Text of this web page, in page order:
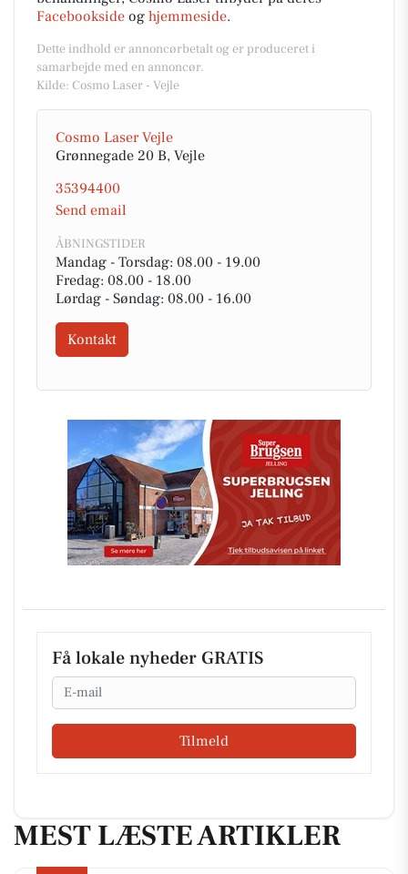
Facebookside og hjemmeside.
Dette indhold er annoncørbetalt og er produceret i
samarbejde med en annoncør.
Kilde: Cosmo Laser - Vejle
Cosmo Laser Vejle
Grønnegade 20 B, Vejle
35394400
Send email
ÅBNINGSTIDER
Mandag - Torsdag: 08.00 - 19.00
Fredag: 08.00 - 18.00
Lørdag - Søndag: 08.00 - 16.00
Kontakt
Få lokale nyheder GRATIS
Email
Tilmeld
MEST LÆSTE ARTIKLER